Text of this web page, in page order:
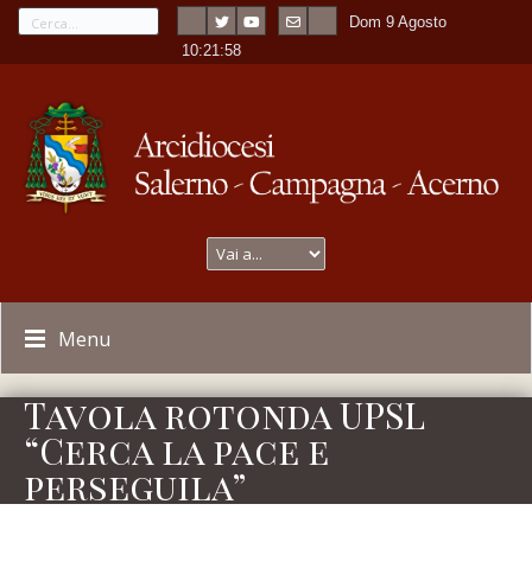
Dom 9 Agosto
10:21:58
Menu
Tavola rotonda UPSL
“Cerca la pace e
perseguila”